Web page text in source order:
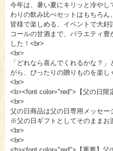
今年は、暑い夏にキリッと冷や
わりの飲み比べセットはもちろ
皆様で楽しめる、イベントで大
コールの甘酒まで、バラエティ
した！<br>
<br>
「どれなら喜んでくれるかな？
がら、ぴったりの贈りものを楽し
<br>
<b><font color="red">【父の日限
<br>
父の日商品は父の日専用メッセー
※父の日ギフトとしてそのままお
<br>
<br>